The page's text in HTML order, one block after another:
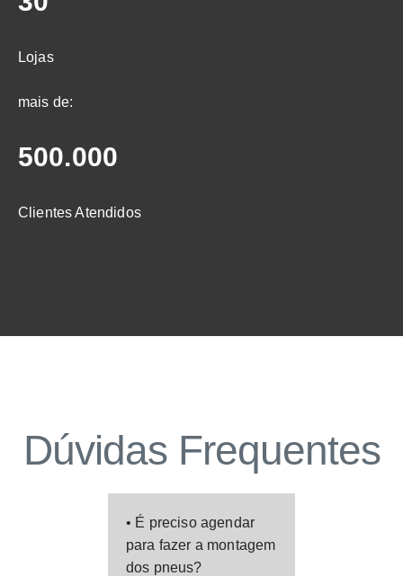
Lojas
mais de:
500.000
Clientes Atendidos
Dúvidas Frequentes
• É preciso agendar
para fazer a montagem
dos pneus?